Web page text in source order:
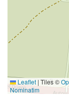
Leaflet | Tiles ©
Nominatim